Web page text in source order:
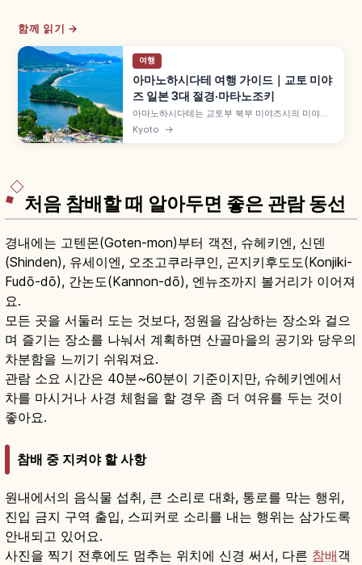
함께 읽기 →
여행
아마노하시다테 여행 가이드｜교토 미야
즈 일본 3대 절경·마타노조키
아마노하시다테는 교토부 북부 미야즈시의 미야기
마쓰시마·히로시마 미야지마와 함께 '일본 3대 절
경'으로 꼽히는 모래톱입니다. 길이 약 3.6km 모래
Kyoto →
처음 참배할 때 알아두면 좋은 관람 동선
경내에는 고텐몬(Goten-mon)부터 객전, 슈헤키엔, 신덴
(Shinden), 유세이엔, 오조고쿠라쿠인, 곤지키후도도(Konjiki-
Fudō-dō), 간논도(Kannon-dō), 엔뉴조까지 볼거리가 이어져
요.
모든 곳을 서둘러 도는 것보다, 정원을 감상하는 장소와 걸으
며 즐기는 장소를 나눠서 계획하면 산골마을의 공기와 당우의
차분함을 느끼기 쉬워져요.
관람 소요 시간은 40분~60분이 기준이지만, 슈헤키엔에서
차를 마시거나 사경 체험을 할 경우 좀 더 여유를 두는 것이
좋아요.
참배 중 지켜야 할 사항
원내에서의 음식물 섭취, 큰 소리로 대화, 통로를 막는 행위,
진입 금지 구역 출입, 스피커로 소리를 내는 행위는 삼가도록
안내되고 있어요.
사진을 찍기 전후에도 멈추는 위치에 신경 써서, 다른 참배객